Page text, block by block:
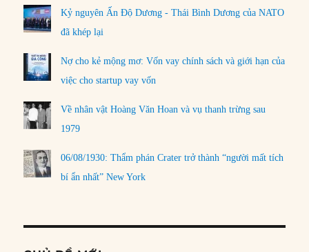
Kỷ nguyên Ấn Độ Dương - Thái Bình Dương của NATO
đã khép lại
Nợ cho kẻ mộng mơ: Vốn vay chính sách và giới hạn của
việc cho startup vay vốn
Về nhân vật Hoàng Văn Hoan và vụ thanh trừng sau
1979
06/08/1930: Thẩm phán Crater trở thành “người mất tích
bí ẩn nhất” New York